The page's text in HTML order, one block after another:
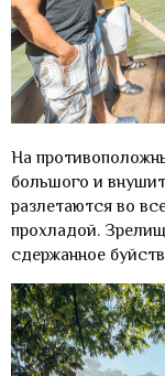
На
большого и
разлетаются во
прохладой.
сдержанное